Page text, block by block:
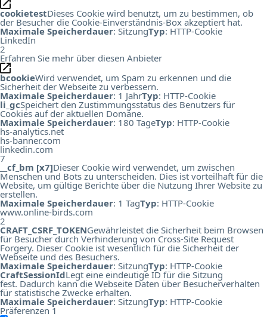
cookietestDieses Cookie wird benutzt, um zu bestimmen, ob
der Besucher die Cookie-Einverständnis-Box akzeptiert hat.
Maximale Speicherdauer: SitzungTyp: HTTP-Cookie
LinkedIn
2
Erfahren Sie mehr über diesen Anbieter
bcookieWird verwendet, um Spam zu erkennen und die
Sicherheit der Webseite zu verbessern.
Maximale Speicherdauer: 1 JahrTyp: HTTP-Cookie
li_gcSpeichert den Zustimmungsstatus des Benutzers für
Cookies auf der aktuellen Domäne.
Maximale Speicherdauer: 180 TageTyp: HTTP-Cookie
hs-analytics.net
hs-banner.com
linkedin.com
7
__cf_bm [x7]Dieser Cookie wird verwendet, um zwischen
Menschen und Bots zu unterscheiden. Dies ist vorteilhaft für die
Website, um gültige Berichte über die Nutzung Ihrer Website zu
erstellen.
Maximale Speicherdauer: 1 TagTyp: HTTP-Cookie
www.online-birds.com
2
CRAFT_CSRF_TOKENGewährleistet die Sicherheit beim Browsen
für Besucher durch Verhinderung von Cross-Site Request
Forgery. Dieser Cookie ist wesentlich für die Sicherheit der
Webseite und des Besuchers.
Maximale Speicherdauer: SitzungTyp: HTTP-Cookie
CraftSessionIdLegt eine eindeutige ID für die Sitzung
fest. Dadurch kann die Webseite Daten über Besucherverhalten
für statistische Zwecke erhalten.
Maximale Speicherdauer: SitzungTyp: HTTP-Cookie
Präferenzen 1